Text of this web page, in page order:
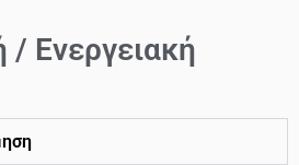
/ Ενεργειακή